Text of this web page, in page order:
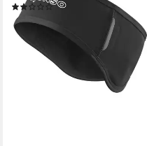
(1)
17,99 €
lieferbar - in 1-2 Werktagen bei dir